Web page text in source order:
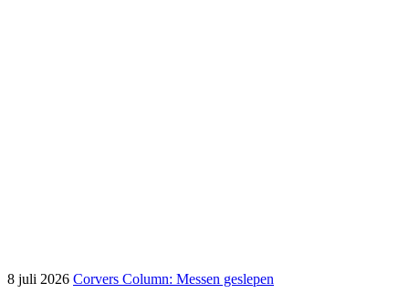
8 juli 2026 Corvers Column: Messen geslepen